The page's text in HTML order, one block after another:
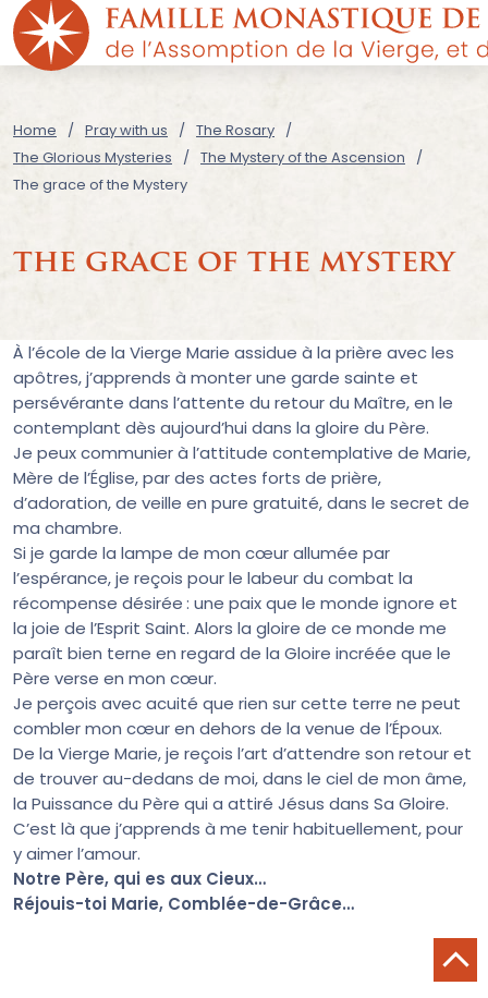
Home Pray with us
The Rosary
The Glorious Mysteries
The Mystery of the Ascension
The grace of the Mystery
the grace of the mystery
À l’école de la Vierge Marie assidue à la prière avec les
apôtres, j’apprends à monter une garde sainte et
persévérante dans l’attente du retour du Maître, en le
contemplant dès aujourd’hui dans la gloire du Père.
Je peux communier à l’attitude contemplative de Marie,
Mère de l’Église, par des actes forts de prière,
d’adoration, de veille en pure gratuité, dans le secret de
ma chambre.
Si je garde la lampe de mon cœur allumée par
l’espérance, je reçois pour le labeur du combat la
récompense désirée : une paix que le monde ignore et
la joie de l’Esprit Saint. Alors la gloire de ce monde me
paraît bien terne en regard de la Gloire incréée que le
Père verse en mon cœur.
Je perçois avec acuité que rien sur cette terre ne peut
combler mon cœur en dehors de la venue de l’Époux.
De la Vierge Marie, je reçois l’art d’attendre son retour et
de trouver au-dedans de moi, dans le ciel de mon âme,
la Puissance du Père qui a attiré Jésus dans Sa Gloire.
C’est là que j’apprends à me tenir habituellement, pour
y aimer l’amour.
Notre Père, qui es aux Cieux…
Réjouis-toi Marie, Comblée-de-Grâce…